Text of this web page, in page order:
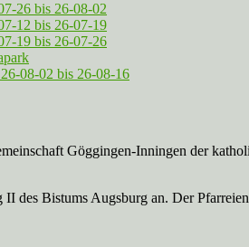
26 bis 26-08-02
12 bis 26-07-19
19 bis 26-07-26
08-02 bis 26-08-16
Göggingen-Inningen der
II des Bistums Augsburg an. Der